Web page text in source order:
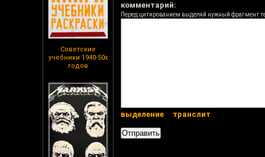
Советские
учебники 1940-50х
годов
комментарий:
Перед цитированием выделяй нужный фрагмент
выделение транслит